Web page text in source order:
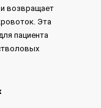
возвращает
Эта
пациента